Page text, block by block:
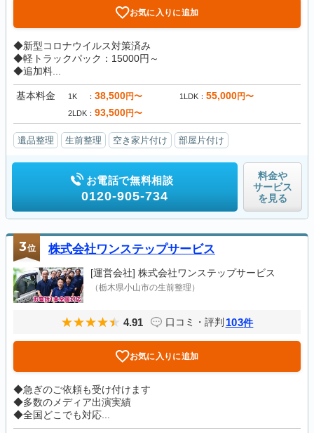
お気に入りに追加
◆新型コロナウイルス対策済み
◆軽トラックパック：15000円～
◆追加料...
基本料金 1K 38,500円〜 1LDK 55,000円〜
2LDK 93,500円〜
遺品整理 生前整理 空き家片付け 部屋片付け
お電話で無料相談
0120-905-734
料金や
サービス
を見る
3位 株式会社ワンステップサービス
[運営会社] 株式会社ワンステップサービス
（栃木県小山市の生前整理）
4.91 口コミ・評判 103件
お気に入りに追加
◆急ぎのご依頼も受け付けます
◆多数のメディア出演実績
◆全国どこでも対応...